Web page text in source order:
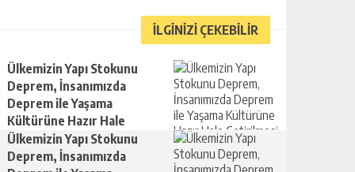
İLGİNİZİ ÇEKEBİLİR
Ülkemizin Yapı Stokunu
Deprem, İnsanımızda
Deprem ile Yaşama
Kültürüne Hazır Hale
Getirilmesi Gerekir
Ülkemizin Yapı Stokunu
Deprem, İnsanımızda